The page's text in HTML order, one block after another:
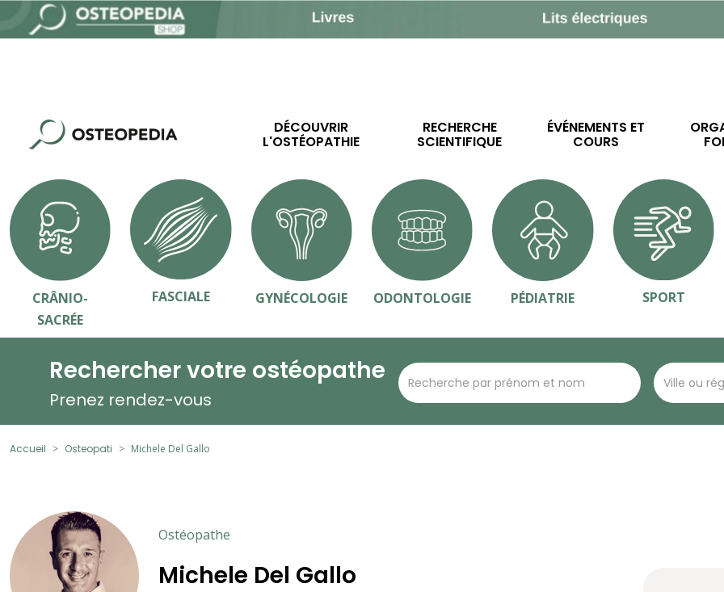
DÉCOUVRIR
L'OSTÉOPATHIE
RECHERCHE
SCIENTIFIQUE
ÉVÉNEMENTS ET
COURS
CRÂNIO-
SACRÉE
FASCIALE GYNÉCOLOGIE ODONTOLOGIE PÉDIATRIE SPORT
Rechercher votre ostéopathe
Prenez rendez-vous
Accueil Osteopati Michele Del Gallo
Ostéopathe
Michele Del Gallo